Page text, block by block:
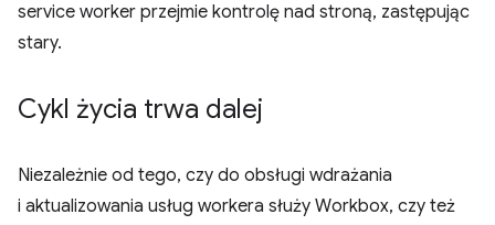
service worker przejmie kontrolę nad stroną, zastępując
stary.
Cykl życia trwa dalej
Niezależnie od tego, czy do obsługi wdrażania
i aktualizowania usług workera służy Workbox, czy też